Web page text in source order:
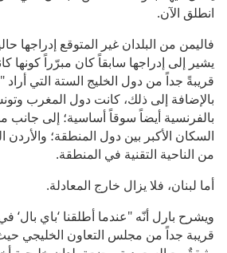
انطلق الآن.
فاليمن من البلدان غير المتوقع إدراجها
يشير إلى إدراجها سابقاً كان مبرّراً
قريبةً جداً من دول الخليج الستة التي أراد
بالإضافة إلى ذلك، كانت دول المغرب
بالفرنسية أيضاً سوقاً أساسية؛ إلى
السكان الأكبر بين دول المنطقة؛ والأردن
من الناحية التقنية في المنطقة.
أما لبنان، فلا يزال خارج المعادلة.
ويشرح بارل أنّه "عندما أطلقنا ‘باي بال‘
قريبة جداً من مجلس التعاون الخليجي